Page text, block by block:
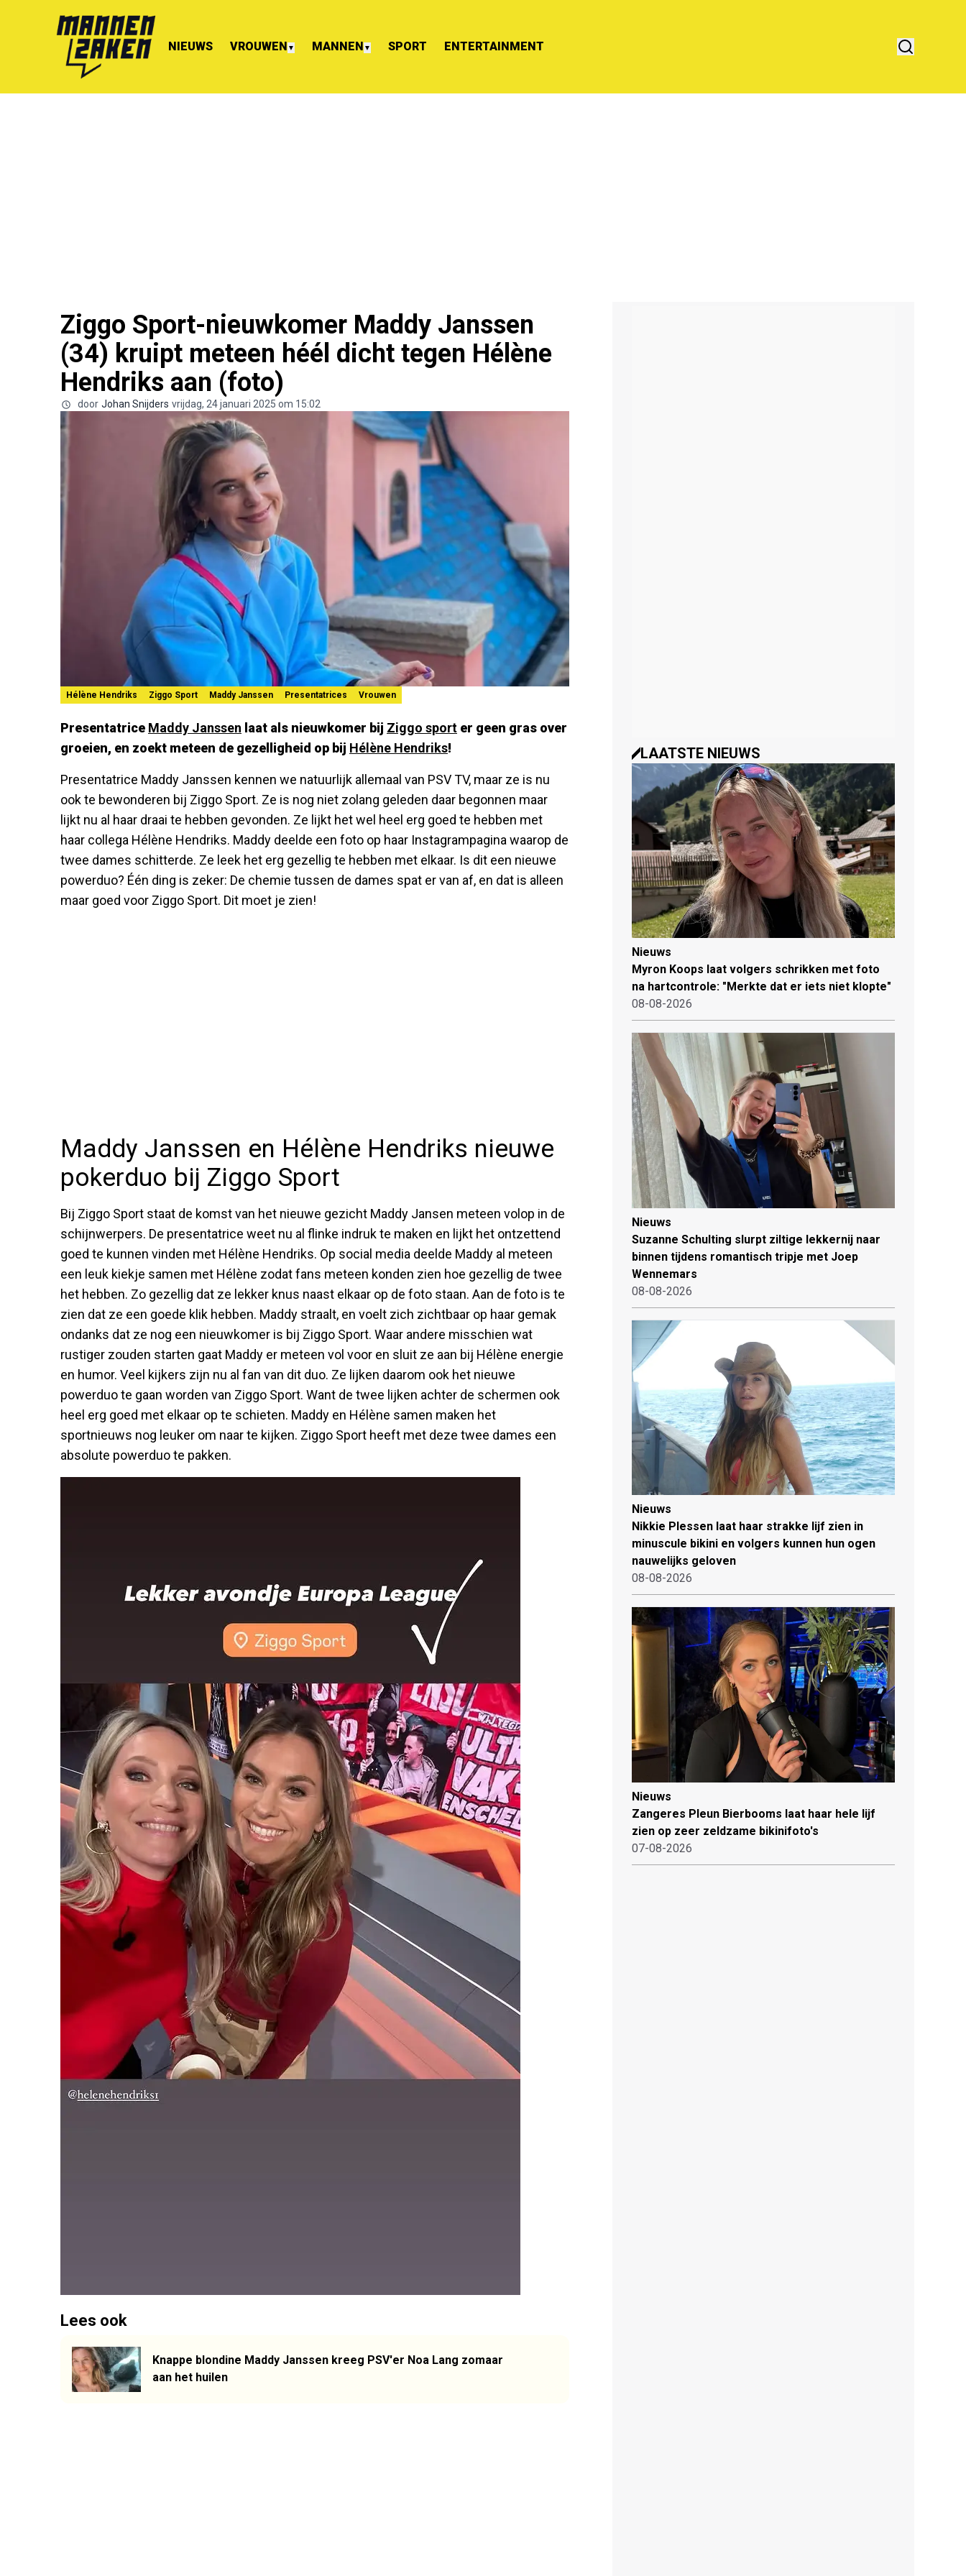
NIEUWS VROUWEN ▼ MANNEN ▼ SPORT ENTERTAINMENT
Ziggo Sport-nieuwkomer Maddy Janssen
(34) kruipt meteen héél dicht tegen Hélène
Hendriks aan (foto)
door Johan Snijders vrijdag, 24 januari 2025 om 15:02
Hélène Hendriks Ziggo Sport Maddy Janssen Presentatrices Vrouwen
Presentatrice Maddy Janssen laat als nieuwkomer bij Ziggo sport er geen gras over
groeien, en zoekt meteen de gezelligheid op bij Hélène Hendriks!
Presentatrice Maddy Janssen kennen we natuurlijk allemaal van PSV TV, maar ze is nu
ook te bewonderen bij Ziggo Sport. Ze is nog niet zolang geleden daar begonnen maar
lijkt nu al haar draai te hebben gevonden. Ze lijkt het wel heel erg goed te hebben met
haar collega Hélène Hendriks. Maddy deelde een foto op haar Instagrampagina waarop de
twee dames schitterde. Ze leek het erg gezellig te hebben met elkaar. Is dit een nieuwe
powerduo? Één ding is zeker: De chemie tussen de dames spat er van af, en dat is alleen
maar goed voor Ziggo Sport. Dit moet je zien!
Maddy Janssen en Hélène Hendriks nieuwe
pokerduo bij Ziggo Sport
Bij Ziggo Sport staat de komst van het nieuwe gezicht Maddy Jansen meteen volop in de
schijnwerpers. De presentatrice weet nu al flinke indruk te maken en lijkt het ontzettend
goed te kunnen vinden met Hélène Hendriks. Op social media deelde Maddy al meteen
een leuk kiekje samen met Hélène zodat fans meteen konden zien hoe gezellig de twee
het hebben. Zo gezellig dat ze lekker knus naast elkaar op de foto staan. Aan de foto is te
zien dat ze een goede klik hebben. Maddy straalt, en voelt zich zichtbaar op haar gemak
ondanks dat ze nog een nieuwkomer is bij Ziggo Sport. Waar andere misschien wat
rustiger zouden starten gaat Maddy er meteen vol voor en sluit ze aan bij Hélène energie
en humor. Veel kijkers zijn nu al fan van dit duo. Ze lijken daarom ook het nieuwe
powerduo te gaan worden van Ziggo Sport. Want de twee lijken achter de schermen ook
heel erg goed met elkaar op te schieten. Maddy en Hélène samen maken het
sportnieuws nog leuker om naar te kijken. Ziggo Sport heeft met deze twee dames een
absolute powerduo te pakken.
Lees ook
Knappe blondine Maddy Janssen kreeg PSV'er Noa Lang zomaar
aan het huilen
LAATSTE NIEUWS
Nieuws
Myron Koops laat volgers schrikken met foto
na hartcontrole: "Merkte dat er iets niet klopte"
08-08-2026
Nieuws
Suzanne Schulting slurpt ziltige lekkernij naar
binnen tijdens romantisch tripje met Joep
Wennemars
08-08-2026
Nieuws
Nikkie Plessen laat haar strakke lijf zien in
minuscule bikini en volgers kunnen hun ogen
nauwelijks geloven
08-08-2026
Nieuws
Zangeres Pleun Bierbooms laat haar hele lijf
zien op zeer zeldzame bikinifoto's
07-08-2026